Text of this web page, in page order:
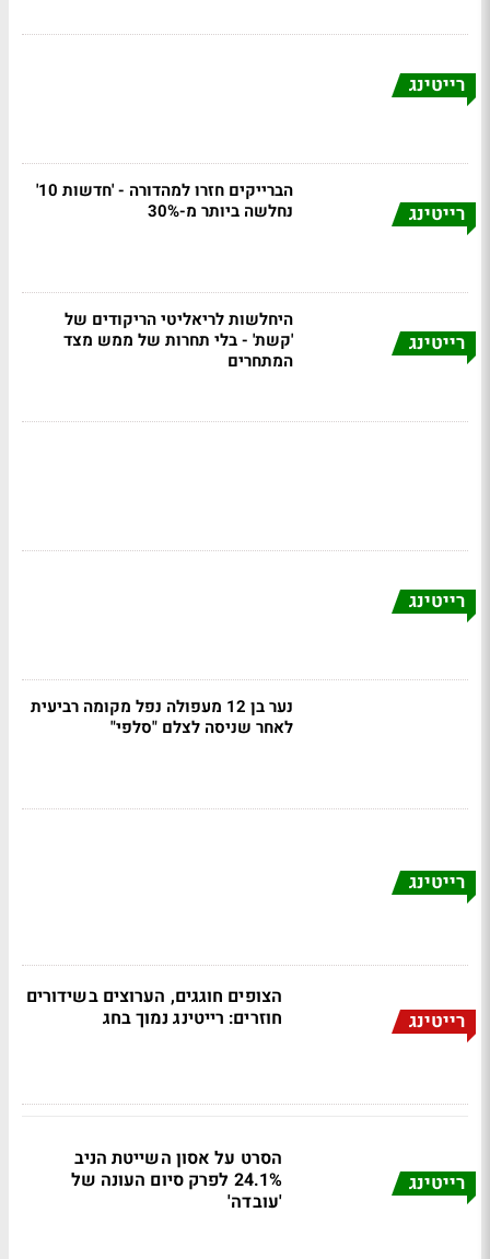
רייטינג
רייטינג
הברייקים חזרו למהדורה - 'חדשות 10'
נחלשה ביותר מ-30%
רייטינג
היחלשות לריאליטי הריקודים של
'קשת' - בלי תחרות של ממש מצד
המתחרים
רייטינג
נער בן 12 מעפולה נפל מקומה רביעית
לאחר שניסה לצלם "סלפי"
רייטינג
רייטינג
הצופים חוגגים, הערוצים בשידורים
חוזרים: רייטינג נמוך בחג
רייטינג
הסרט על אסון השייטת הניב
24.1% לפרק סיום העונה של
'עובדה'